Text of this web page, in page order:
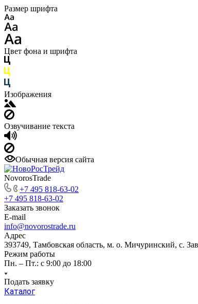
Размер шрифта
Цвет фона и шрифта
Изображения
Озвучивание текста
Обычная версия сайта
NovorosTrade
+7 495 818-63-02
+7 495 818-63-02
Заказать звонок
E-mail
info@novorostrade.ru
Адрес
393749, Тамбовская область, м. о. Мичуринский, с.
Режим работы
Пн. – Пт.: с 9:00 до 18:00
Подать заявку
Каталог